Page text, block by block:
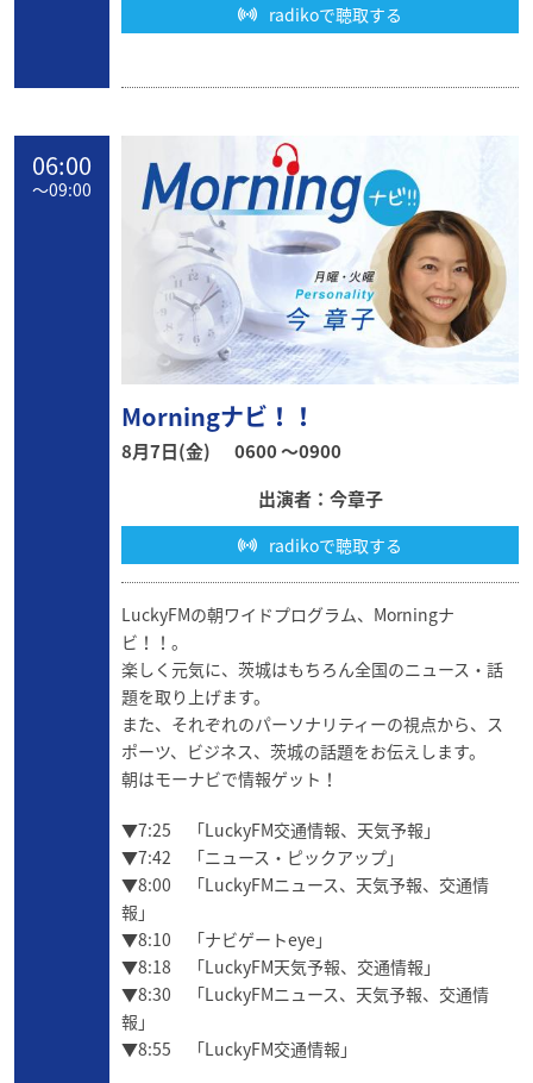
radikoで聴取する
06:00
〜09:00
Morningナビ！！
8月7日(金)
0600 〜0900
出演者：今章子
radikoで聴取する
LuckyFMの朝ワイドプログラム、Morningナ
ビ！！。
楽しく元気に、茨城はもちろん全国のニュース・話
題を取り上げます。
また、それぞれのパーソナリティーの視点から、ス
ポーツ、ビジネス、茨城の話題をお伝えします。
朝はモーナビで情報ゲット！
▼7:25 「LuckyFM交通情報、天気予報」
▼7:42 「ニュース・ピックアップ」
▼8:00 「LuckyFMニュース、天気予報、交通情
報」
▼8:10 「ナビゲートeye」
▼8:18 「LuckyFM天気予報、交通情報」
▼8:30 「LuckyFMニュース、天気予報、交通情
報」
▼8:55 「LuckyFM交通情報」